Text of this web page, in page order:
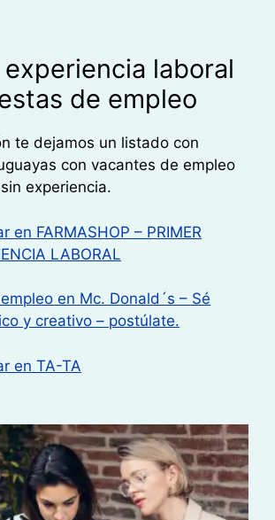
experiencia laboral
de empleo
te dejamos un listado con
con vacantes de empleo
sin experiencia.
en FARMASHOP – PRIMER
LABORAL
en Mc. Donald´s – Sé
y creativo – postúlate.
en TA-TA